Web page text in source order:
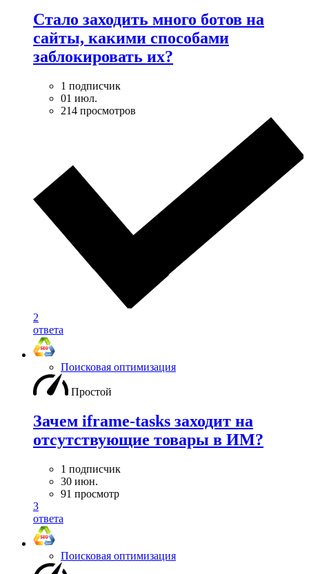
Стало заходить много ботов на
сайты, какими способами
заблокировать их?
1 подписчик
01 июл.
214 просмотров
2
ответа
Поисковая оптимизация
Простой
Зачем iframe-tasks заходит на
отсутствующие товары в ИМ?
1 подписчик
30 июн.
91 просмотр
3
ответа
Поисковая оптимизация